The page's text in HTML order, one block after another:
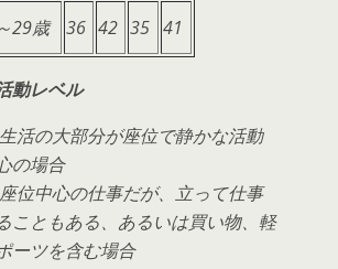
29歳 36 42 35 41
動レベル
活の大部分が座位で静かな活動
の場合
位中心の仕事だが、立って仕事
こともある、あるいは買い物、軽
ーツを含む場合